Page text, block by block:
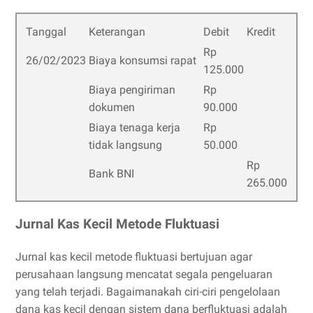
Tanggal Keterangan Debit Kredit
26/02/2023 Biaya konsumsi rapat
Rp
125.000
Biaya pengiriman
dokumen
Rp
90.000
Biaya tenaga kerja
tidak langsung
Rp
50.000
Bank BNI
Rp
265.000
Jurnal Kas Kecil Metode Fluktuasi
Jurnal kas kecil metode fluktuasi bertujuan agar
perusahaan langsung mencatat segala pengeluaran
yang telah terjadi. Bagaimanakah ciri-ciri pengelolaan
dana kas kecil dengan sistem dana berfluktuasi adalah